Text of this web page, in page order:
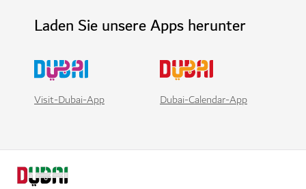
Laden Sie unsere Apps herunter
Visit-Dubai-App Dubai-Calendar-App